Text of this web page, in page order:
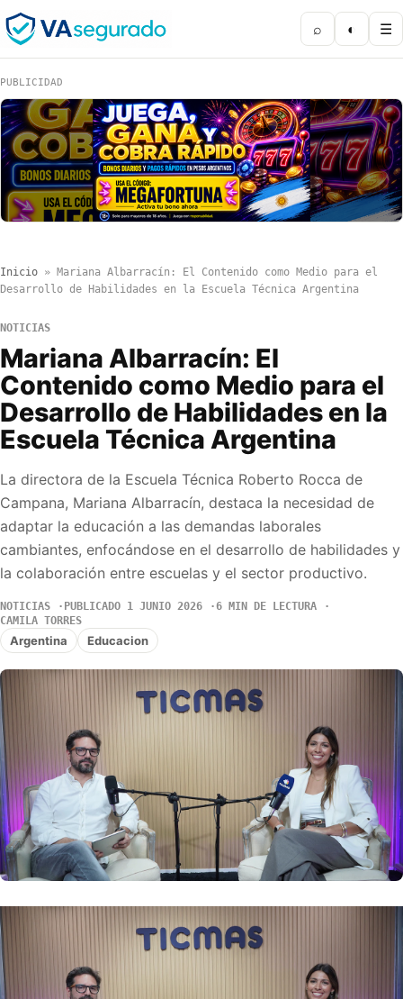
⌕ ◐ ☰
PUBLICIDAD
Inicio » Mariana Albarracín: El Contenido como Medio para el
Desarrollo de Habilidades en la Escuela Técnica Argentina
NOTICIAS
Mariana Albarracín: El
Contenido como Medio para el
Desarrollo de Habilidades en la
Escuela Técnica Argentina
La directora de la Escuela Técnica Roberto Rocca de
Campana, Mariana Albarracín, destaca la necesidad de
adaptar la educación a las demandas laborales
cambiantes, enfocándose en el desarrollo de habilidades y
la colaboración entre escuelas y el sector productivo.
NOTICIAS PUBLICADO 1 JUNIO 2026
6 MIN DE LECTURA
CAMILA TORRES
Argentina Educacion